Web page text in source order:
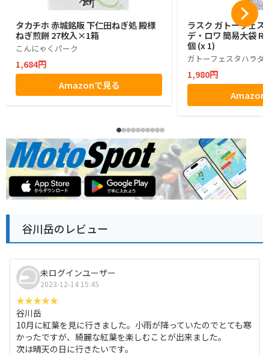
タカチホ 赤城銘販 下仁田ねぎ処 殿様
ねぎ煎餅 27枚入×1箱
こんにゃくパーク
1,684円
Amazonで見る
ラスク ガトーフェス
デ・ロワ 簡易大袋
個 (x 1)
ガトーフェスタハラダ
1,980円
Amazon
谷川岳のレビュー
未ログインユーザー
2023-12-14 15:45
谷川岳
10月に紅葉を見に行きました。小雨が降っていたのでとても寒
かったですが、綺麗な紅葉を楽しむことが出来ました。
次は晴天の日に行きたいです。